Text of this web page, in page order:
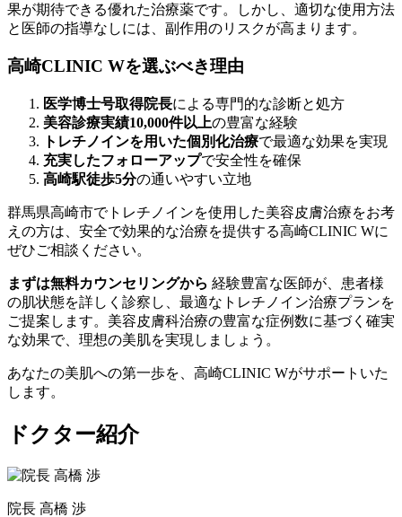
果が期待できる優れた治療薬です。しかし、適切な使用方法
と医師の指導なしには、副作用のリスクが高まります。
高崎CLINIC Wを選ぶべき理由
医学博士号取得院長による専門的な診断と処方
美容診療実績10,000件以上の豊富な経験
トレチノインを用いた個別化治療で最適な効果を実現
充実したフォローアップで安全性を確保
高崎駅徒歩5分の通いやすい立地
群馬県高崎市でトレチノインを使用した美容皮膚治療をお考
えの方は、安全で効果的な治療を提供する高崎CLINIC Wに
ぜひご相談ください。
まずは無料カウンセリングから 経験豊富な医師が、患者様
の肌状態を詳しく診察し、最適なトレチノイン治療プランを
ご提案します。美容皮膚科治療の豊富な症例数に基づく確実
な効果で、理想の美肌を実現しましょう。
あなたの美肌への第一歩を、高崎CLINIC Wがサポートいた
します。
ドクター紹介
院長 高橋 渉